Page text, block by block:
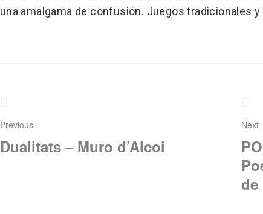
una amalgama de confusión. Juegos tradicionales
entradas
Previous
Dualitats – Muro d’Alcoi
Next
de